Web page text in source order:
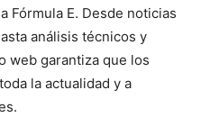
Fórmula E. Desde noticias
análisis técnicos y
web garantiza que los
la actualidad y a